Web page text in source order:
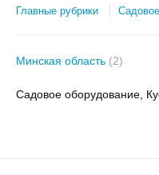
Главные рубрики
Минская область (2)
Садовое оборудование,